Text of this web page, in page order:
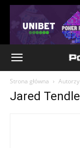
Strona główna Autorzy
Jared